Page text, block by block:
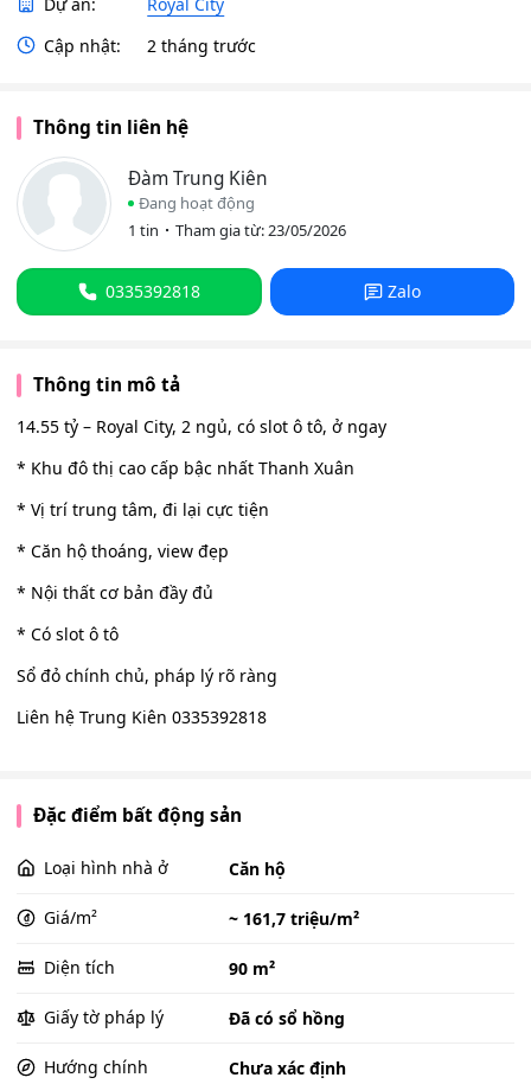
Cập nhật:
2 tháng trước
Thông tin liên hệ
Đàm Trung Kiên
Đang hoạt động
1 tin
Tham gia từ: 23/05/2026
0335392818 Zalo
Thông tin mô tả
14.55 tỷ – Royal City, 2 ngủ, có slot ô tô, ở ngay
* Khu đô thị cao cấp bậc nhất Thanh Xuân
* Vị trí trung tâm, đi lại cực tiện
* Căn hộ thoáng, view đẹp
* Nội thất cơ bản đầy đủ
* Có slot ô tô
Sổ đỏ chính chủ, pháp lý rõ ràng
Liên hệ Trung Kiên 0335392818
Đặc điểm bất động sản
Loại hình nhà ở Căn hộ
Giá/m² ~ 161,7 triệu/m²
Diện tích 90 m²
Giấy tờ pháp lý Đã có sổ hồng
Hướng chính Chưa xác định